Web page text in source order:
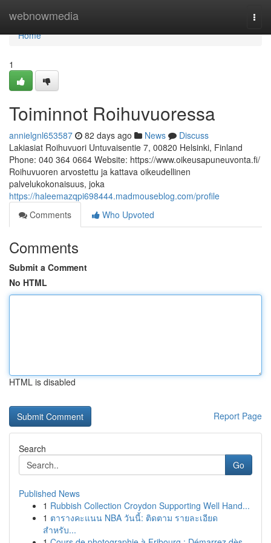
webnowmedia
Home
Home
1
Toiminnot Roihuvuoressa
annielgnl653587 82 days ago News
Discuss
Lakiasiat Roihuvuori Untuvaisentie 7, 00820 Helsinki, Finland
Phone: 040 364 0664 Website: https://www.oikeusapuneuvonta.fi/
Roihuvuoren arvostettu ja kattava oikeudellinen
palvelukokonaisuus, joka
https://haleemazqpi698444.madmouseblog.com/profile
Comments
Who Upvoted
Comments
Submit a Comment
No HTML
HTML is disabled
Report Page
Search
Go
Published News
1 Rubbish Collection Croydon Supporting Well Hand...
1 ตารางคะแนน NBA วันนี้: ติดตาม รายละเอียด
สำหรับ...